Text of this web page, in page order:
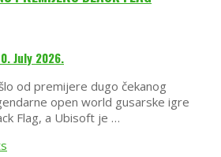
July 2026.
od premijere dugo čekanog
open world gusarske igre
Flag, a Ubisoft je …